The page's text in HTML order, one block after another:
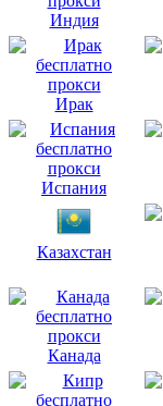
Индия
Ирак
Испания
Казахстан
Канада